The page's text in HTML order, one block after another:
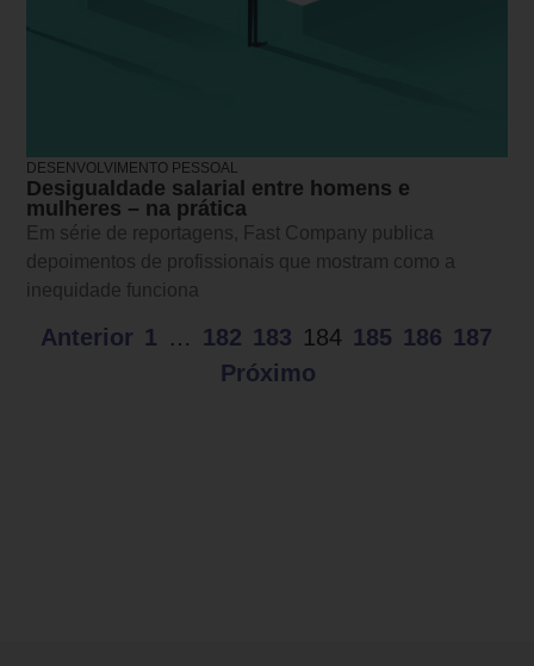
DESENVOLVIMENTO PESSOAL
Desigualdade salarial entre homens e
mulheres – na prática
Em série de reportagens, Fast Company publica
depoimentos de profissionais que mostram como a
inequidade funciona
Anterior 1 … 182 183 184 185 186 187
Próximo